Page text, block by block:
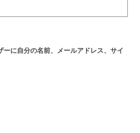
に自分の名前、メールアドレス、サイ